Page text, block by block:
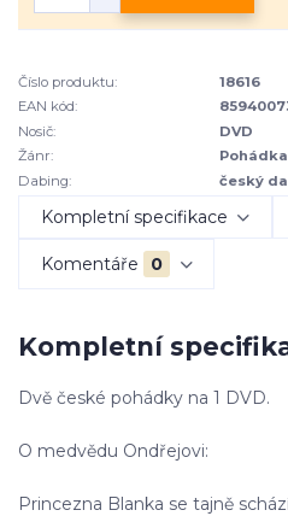
Číslo produktu:
18616
EAN kód:
Nosič:
DVD
Žánr:
Dabing:
český
Kompletní specifikace
Komentáře 0
Kompletní
Dvě české pohádky na 1 DVD.
O medvědu Ondřejovi:
Princezna Blanka se tajně